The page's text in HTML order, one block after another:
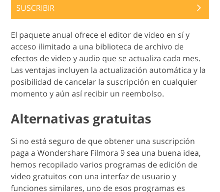
SUSCRIBIR
El paquete anual ofrece el editor de video en sí y
acceso ilimitado a una biblioteca de archivo de
efectos de video y audio que se actualiza cada mes.
Las ventajas incluyen la actualización automática y la
posibilidad de cancelar la suscripción en cualquier
momento y aún así recibir un reembolso.
Alternativas gratuitas
Si no está seguro de que obtener una suscripción
paga a Wondershare Filmora 9 sea una buena idea,
hemos recopilado varios programas de edición de
video gratuitos con una interfaz de usuario y
funciones similares, uno de esos programas es